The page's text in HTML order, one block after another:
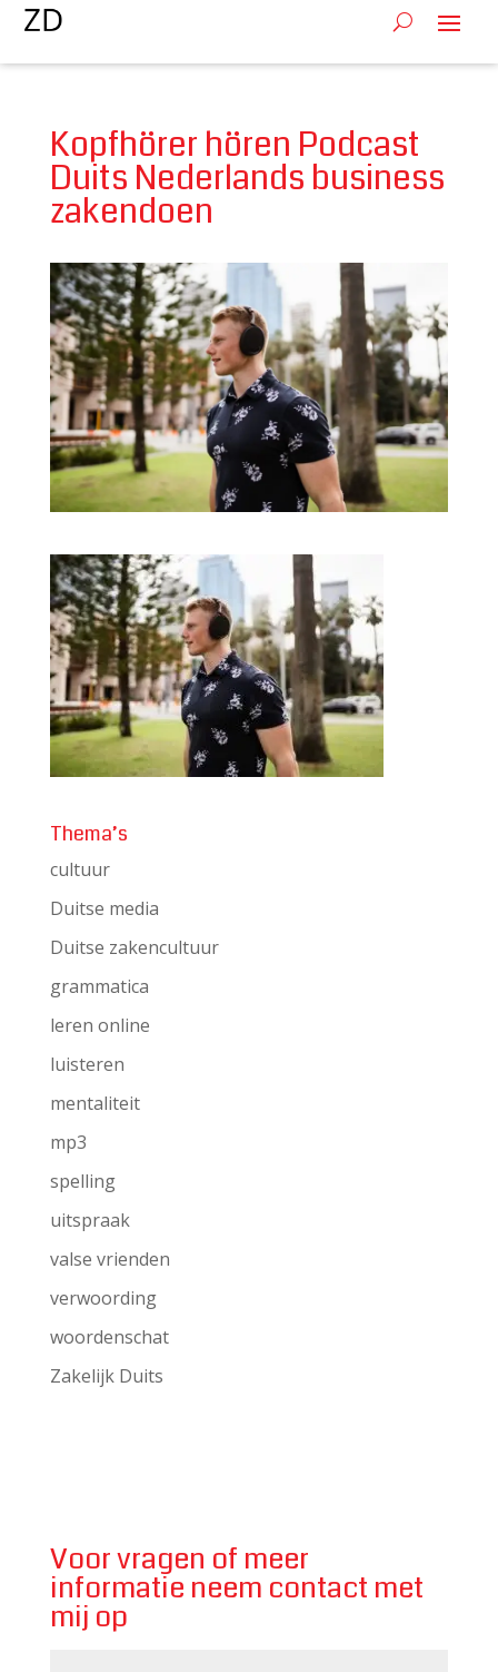
Kopfhörer hören Podcast
Duits Nederlands business
zakendoen
Thema’s
cultuur
Duitse media
Duitse zakencultuur
grammatica
leren online
luisteren
mentaliteit
mp3
spelling
uitspraak
valse vrienden
verwoording
woordenschat
Zakelijk Duits
Voor vragen of meer
informatie neem contact met
mij op